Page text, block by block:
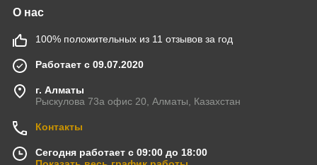
О нас
100% положительных из 11 отзывов за год
Работает с 09.07.2020
г. Алматы
Рыскулова 73а офис 20, Алматы, Казахстан
Контакты
Сегодня работает с 09:00 до 18:00